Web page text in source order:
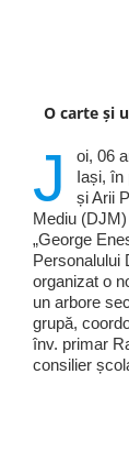
O carte și
J
oi, 06
Iași, în
și Arii
Mediu
„George
Personalului
organizat o
un arbore
grupă,
înv. primar
consilier